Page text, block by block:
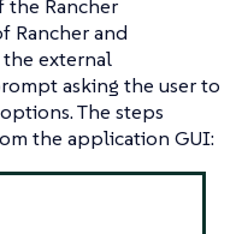
Rancher
Rancher and
external
asking the user to
The steps
the application GUI: